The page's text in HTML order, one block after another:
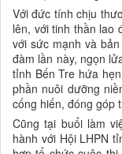
Với đức tính chịu
lên, với tinh thần lao
với sức mạnh và
đàm lần này, ngọn
tỉnh Bến Tre hứa
phần nuôi dưỡng
cống hiến, đóng góp
Cũng tại buổi làm
hành với Hội LHPN